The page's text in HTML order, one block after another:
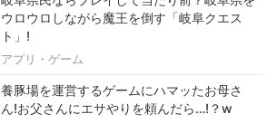
ウロウロしながら魔王を倒す「岐阜クエス
ト」!
アプリ・ゲーム
養豚場を運営するゲームにハマッたお母さ
ん!お父さんにエサやりを頼んだら…!？w